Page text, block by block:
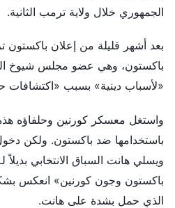
الجمهوري خلال ولاية ترمب الثانية.
بعد أشهر قليلة من إعلان باكستون
باكستون، وهي عضو مجلس شيوخ
«لأسباب دينية» بسبب «اكتشافات
واستغل معسكر كورنين وحلفاؤه هذه
باستخدامها ضد باكستون. ولكن
ويسلي هانت السباق الانتخابي بديلاً
باكستون وجون كورنين» انعكس
الذي حمل بشدة على هانت.